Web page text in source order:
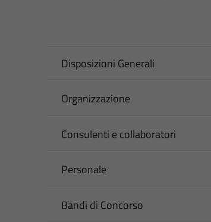
Disposizioni Generali
Organizzazione
Consulenti e collaboratori
Personale
Bandi di Concorso